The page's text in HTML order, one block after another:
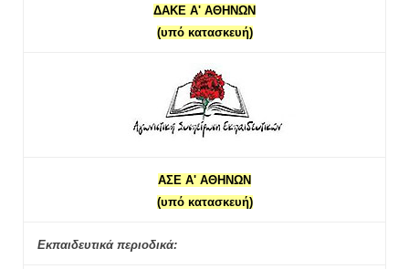
ΔΑΚΕ Α' ΑΘΗΝΩΝ
(υπό κατασκευή)
ΑΣΕ Α' ΑΘΗΝΩΝ
(υπό κατασκευή)
Εκπαιδευτικά περιοδικά: